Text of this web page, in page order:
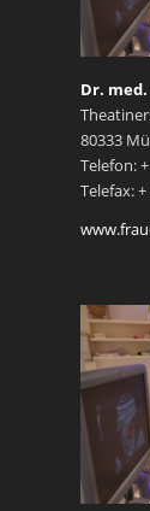
Dr.
80333
Telefon:
Telefax: